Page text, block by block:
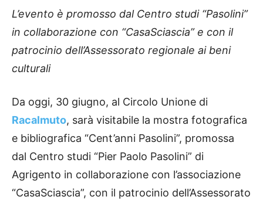
L’evento è promosso dal Centro studi “Pasolini”
in collaborazione con “CasaSciascia” e con il
patrocinio dell’Assessorato regionale ai beni
culturali
Da oggi, 30 giugno, al Circolo Unione di
Racalmuto, sarà visitabile la mostra fotografica
e bibliografica “Cent’anni Pasolini”, promossa
dal Centro studi “Pier Paolo Pasolini” di
Agrigento in collaborazione con l’associazione
“CasaSciascia”, con il patrocinio dell’Assessorato